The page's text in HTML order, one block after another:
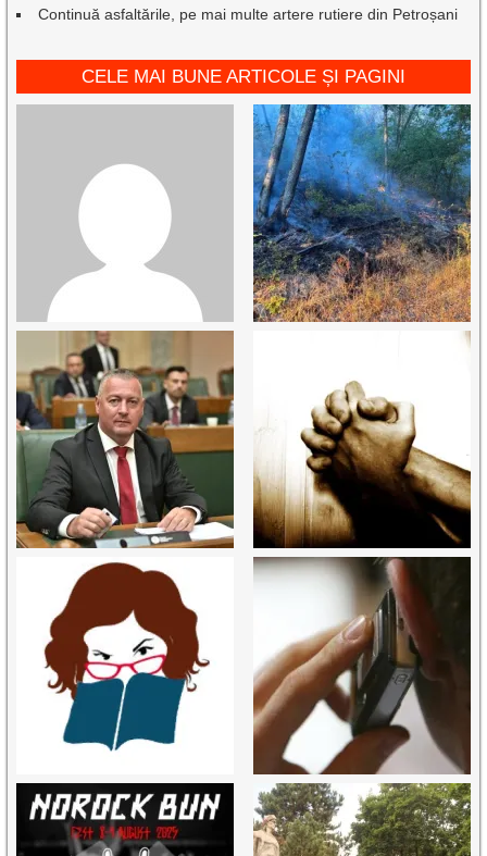
Continuă asfaltările, pe mai multe artere rutiere din Petroșani
CELE MAI BUNE ARTICOLE ȘI PAGINI